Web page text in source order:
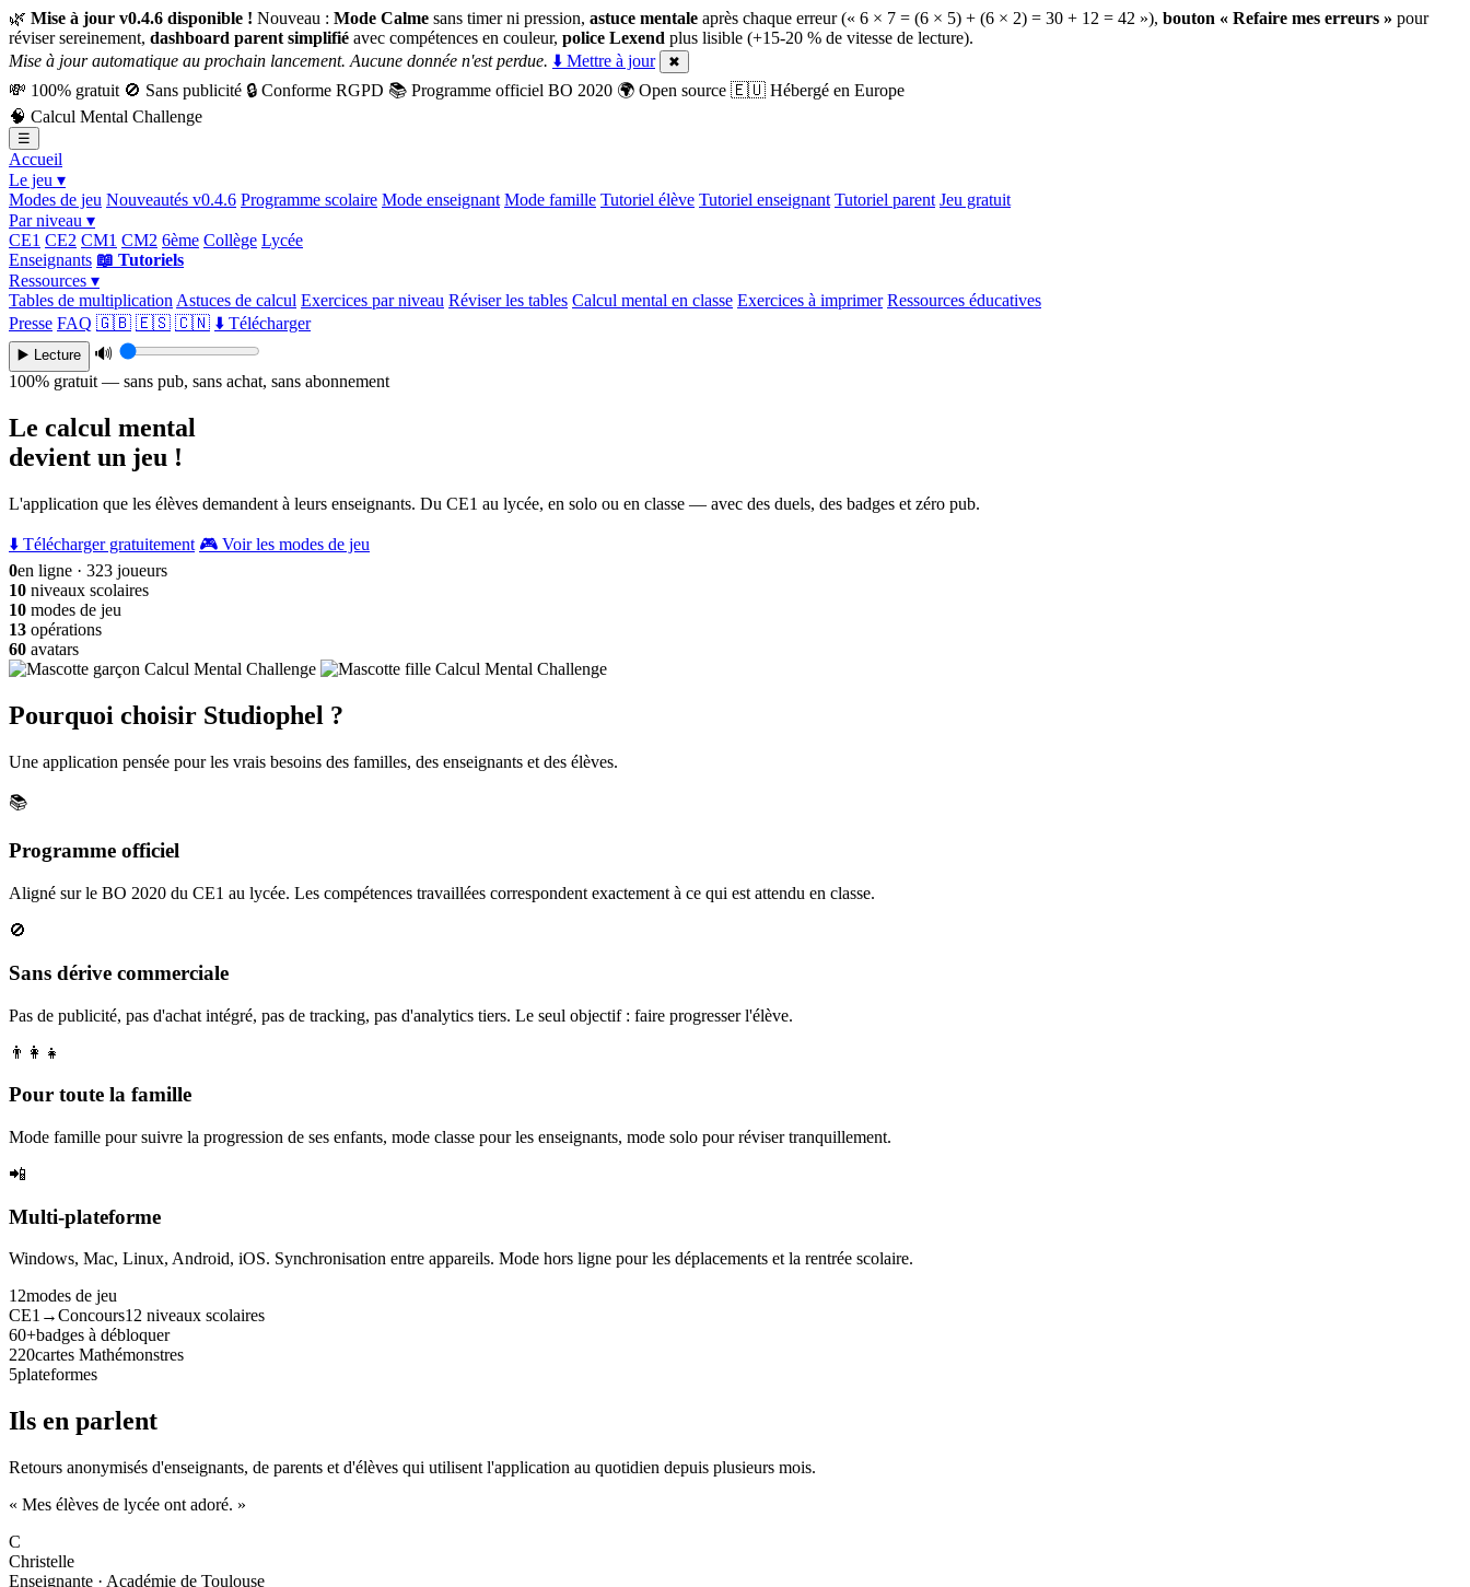
🌿 Mise à jour v0.4.6 disponible ! Nouveau : Mode Calme sans timer ni pression, astuce mentale après chaque erreur (« 6 × 7 = (6 × 5) + (6 × 2) = 30 + 12 = 42 »), bouton « Refaire mes erreurs » pour
réviser sereinement, dashboard parent simplifié avec compétences en couleur, police Lexend plus lisible (+15-20 % de vitesse de lecture).
Mise à jour automatique au prochain lancement. Aucune donnée n'est perdue. ⬇️ Mettre à jour ✖
💸 100% gratuit 🚫 Sans publicité 🔒 Conforme RGPD 📚 Programme officiel BO 2020 🌍 Open source 🇪🇺 Hébergé en Europe
🧠 Calcul Mental Challenge
☰
Accueil
Le jeu ▾
Modes de jeu Nouveautés v0.4.6 Programme scolaire Mode enseignant Mode famille Tutoriel élève Tutoriel enseignant Tutoriel parent Jeu gratuit
Par niveau ▾
CE1 CE2 CM1 CM2 6ème Collège Lycée
Enseignants 📖 Tutoriels
Ressources ▾
Tables de multiplication Astuces de calcul Exercices par niveau Réviser les tables Calcul mental en classe Exercices à imprimer Ressources éducatives
Presse FAQ 🇬🇧 🇪🇸 🇨🇳 ⬇️ Télécharger
▶️ Lecture
🔊
100% gratuit — sans pub, sans achat, sans abonnement
Le calcul mental
devient un jeu !
L'application que les élèves demandent à leurs enseignants. Du CE1 au lycée, en solo ou en classe — avec des duels, des badges et zéro pub.
⬇️ Télécharger gratuitement 🎮 Voir les modes de jeu
0en ligne · 323 joueurs
10 niveaux scolaires
10 modes de jeu
13 opérations
60 avatars
Pourquoi choisir Studiophel ?
Une application pensée pour les vrais besoins des familles, des enseignants et des élèves.
📚
Programme officiel
Aligné sur le BO 2020 du CE1 au lycée. Les compétences travaillées correspondent exactement à ce qui est attendu en classe.
🚫
Sans dérive commerciale
Pas de publicité, pas d'achat intégré, pas de tracking, pas d'analytics tiers. Le seul objectif : faire progresser l'élève.
👨‍👩‍👧
Pour toute la famille
Mode famille pour suivre la progression de ses enfants, mode classe pour les enseignants, mode solo pour réviser tranquillement.
📲
Multi-plateforme
Windows, Mac, Linux, Android, iOS. Synchronisation entre appareils. Mode hors ligne pour les déplacements et la rentrée scolaire.
12modes de jeu
CE1→Concours12 niveaux scolaires
60+badges à débloquer
220cartes Mathémonstres
5plateformes
Ils en parlent
Retours anonymisés d'enseignants, de parents et d'élèves qui utilisent l'application au quotidien depuis plusieurs mois.
« Mes élèves de lycée ont adoré. »
C
Christelle
Enseignante · Académie de Toulouse